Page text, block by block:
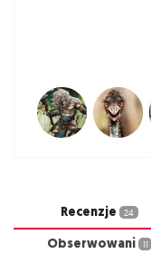
Recenzje 24
Obserwowani 11